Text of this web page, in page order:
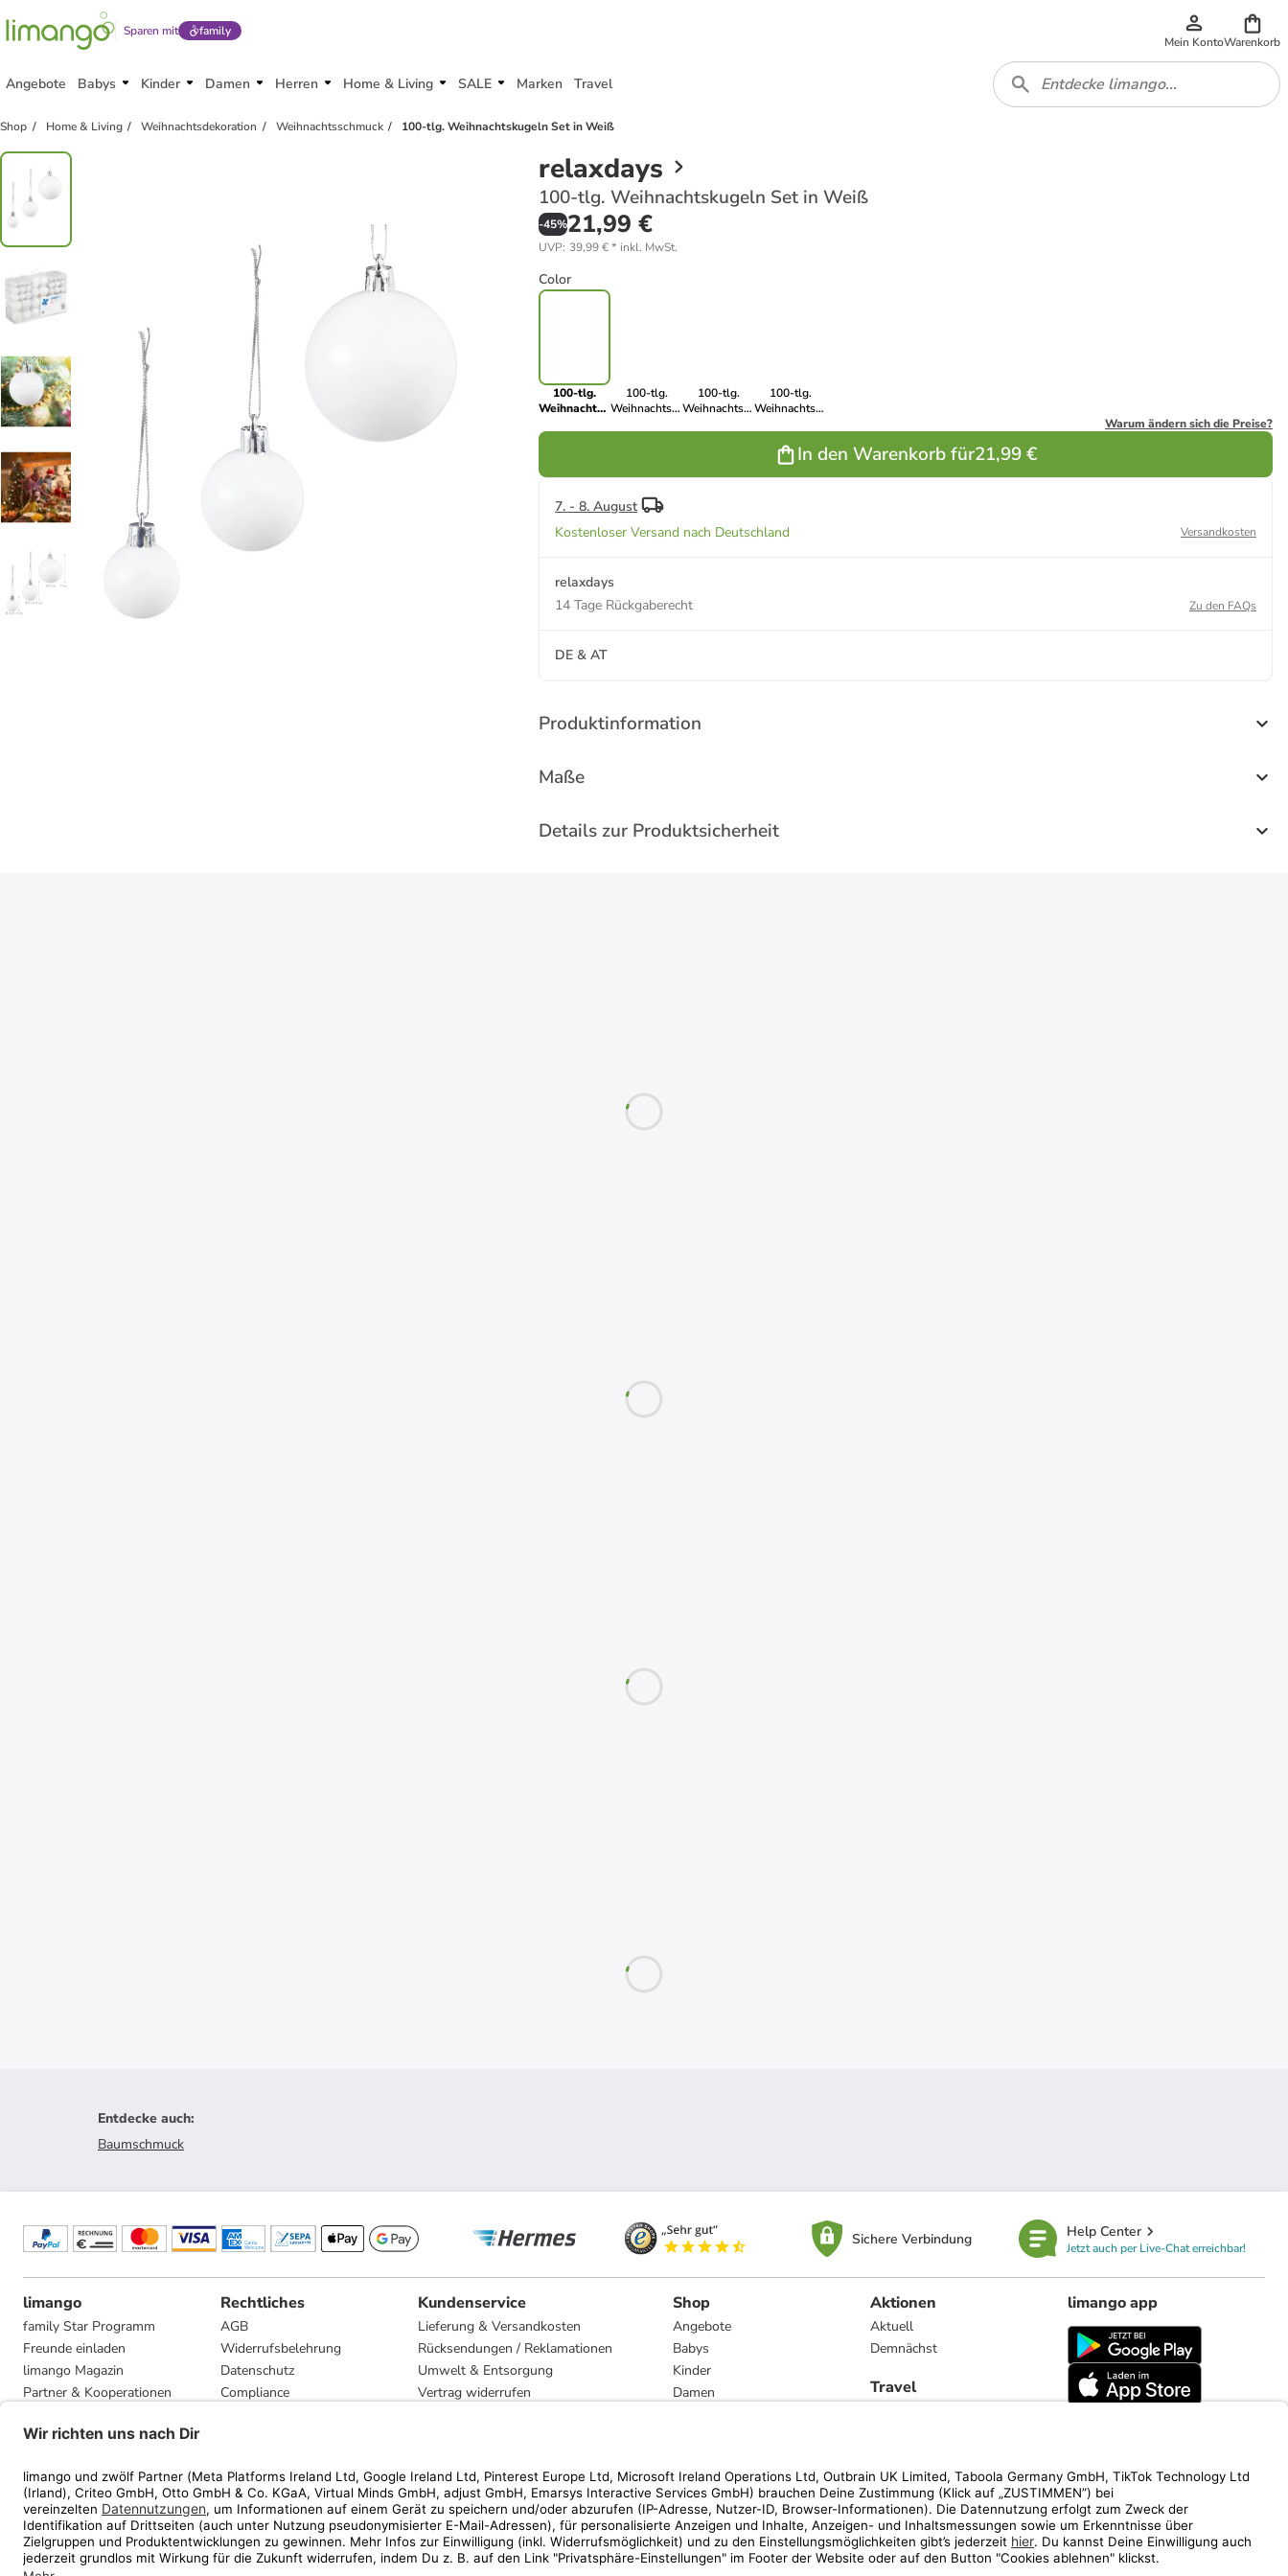
Sparen mit family
Mein KontoWarenkorb
Angebote Babys Kinder Damen Herren Home & Living SALE Marken Travel
Shop Home & Living Weihnachtsdekoration Weihnachtsschmuck 100-tlg. Weihnachtskugeln Set in Weiß
relaxdays
100-tlg. Weihnachtskugeln Set in Weiß
-45%21,99 €
UVP: 39,99 €* inkl. MwSt.
Color
100-tlg.
Weihnachtskugeln
100-tlg.
Weihnachtskugeln
100-tlg.
Weihnachtskugeln
100-tlg.
Weihnachtskugeln
Warum ändern sich die Preise?
In den Warenkorb für21,99 €
7. - 8. August
Kostenloser Versand nach Deutschland
Versandkosten
relaxdays
14 Tage Rückgaberecht
Zu den FAQs
DE & AT
Produktinformation
Maße
Details zur Produktsicherheit
Entdecke auch:
Baumschmuck
Sichere Verbindung Help Center
Jetzt auch per Live-Chat erreichbar!
limango
family Star Programm
Freunde einladen
limango Magazin
Partner & Kooperationen
Presse
Rechtliches
AGB
Widerrufsbelehrung
Datenschutz
Compliance
Kundenservice
Lieferung & Versandkosten
Rücksendungen / Reklamationen
Umwelt & Entsorgung
Vertrag widerrufen
Shop
Angebote
Babys
Kinder
Damen
Marken
Aktionen
Aktuell
Demnächst
Travel
limango app
limango.nl limango.pl